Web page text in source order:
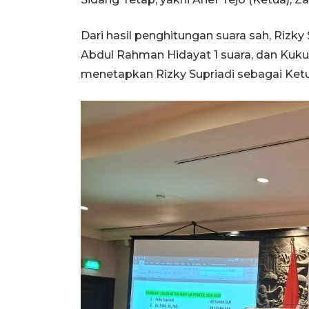
Dari hasil penghitungan suara sah,
Abdul Rahman Hidayat 1 suara, dan
menetapkan Rizky Supriadi sebagai